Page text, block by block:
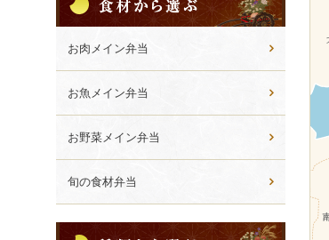
材
か
ら
選
ぶ
お肉メイン弁当
お魚メイン弁当
お野菜メイン弁当
旬の食材弁当